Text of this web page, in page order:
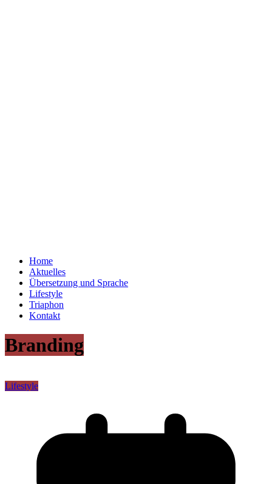
Home
Aktuelles
Übersetzung und Sprache
Lifestyle
Triaphon
Kontakt
Branding
Lifestyle